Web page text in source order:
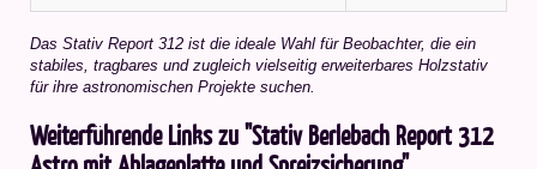
Das Stativ Report 312 ist die ideale Wahl für Beobachter, die ein
stabiles, tragbares und zugleich vielseitig erweiterbares Holzstativ
für ihre astronomischen Projekte suchen.
Weiterführende Links zu "Stativ Berlebach Report 312